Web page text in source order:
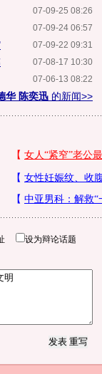
07-09-25 08:26
07-09-24 06:57
07-09-22 09:31
07-08-17 10:30
07-06-13 08:22
华 陈奕迅 的新闻>>
设为辩论话题